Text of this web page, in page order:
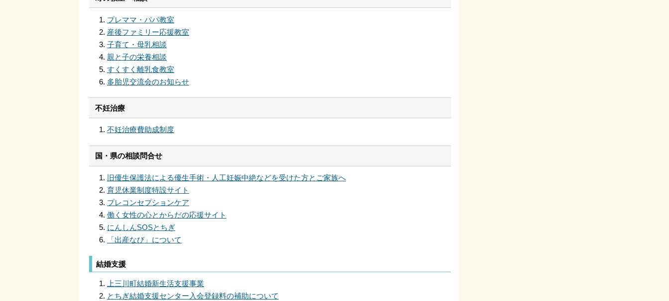
プレママ・パパ教室
産後ファミリー応援教室
子育て・母乳相談
親と子の栄養相談
すくすく離乳食教室
多胎児交流会のお知らせ
不妊治療
不妊治療費助成制度
国・県の相談問合せ
旧優生保護法による優生手術・人工妊娠中絶などを受けた方とご家族へ
育児休業制度特設サイト
プレコンセプションケア
働く女性の心とからだの応援サイト
にんしんSOSとちぎ
「出産なび」について
結婚支援
上三川町結婚新生活支援事業
とちぎ結婚支援センター入会登録料の補助について